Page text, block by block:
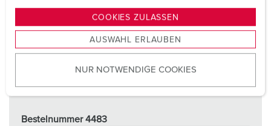
s
u
w
COOKIES ZULASSEN
AUSWAHL ERLAUBEN
NUR NOTWENDIGE COOKIES
Bestelnummer 4483